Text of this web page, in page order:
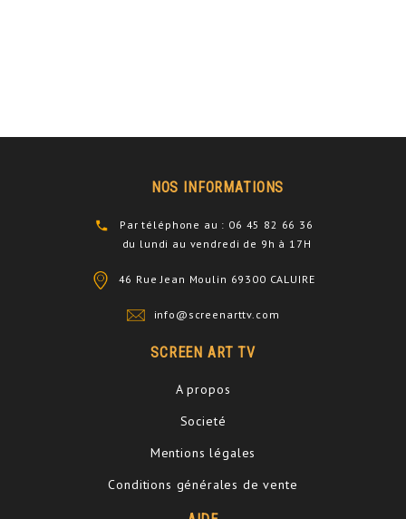
NOS INFORMATIONS
Par téléphone au : 06 45 82 66 36
du lundi au vendredi de 9h à 17H
46 Rue Jean Moulin 69300 CALUIRE
info@screenarttv.com
SCREEN ART TV
A propos
Societé
Mentions légales
Conditions générales de vente